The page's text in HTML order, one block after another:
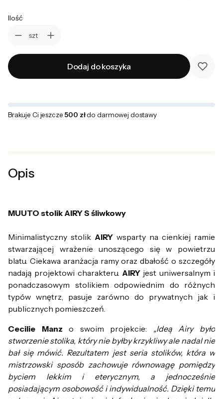
Ilość
szt
Dodaj do koszyka
Brakuje Ci jeszcze 500 złdo darmowej dostawy
Opis
MUUTO stolik AIRY S śliwkowy
Minimalistyczny stolik AIRY wsparty na cienkiej ramie
stwarzającej wrażenie unoszącego się w powietrzu
blatu. Ciekawa aranżacja ramy oraz dbałość o szczegóły
nadają projektowi charakteru. AIRY jest uniwersalnym i
ponadczasowym stolikiem odpowiednim do różnych
typów wnętrz, pasuje zarówno do prywatnych jak i
publicznych pomieszczeń.
Cecilie Manz o swoim projekcie: „Ideą Airy było
stworzenie stolika, który nie byłby krzykliwy ale nadal nie
bał się mówić. Rezultatem jest seria stolików, która w
mistrzowski sposób zachowuje równowagę pomiędzy
byciem lekkim i eterycznym, a jednocześnie
posiadającym osobowość i indywidualność. Dzięki temu